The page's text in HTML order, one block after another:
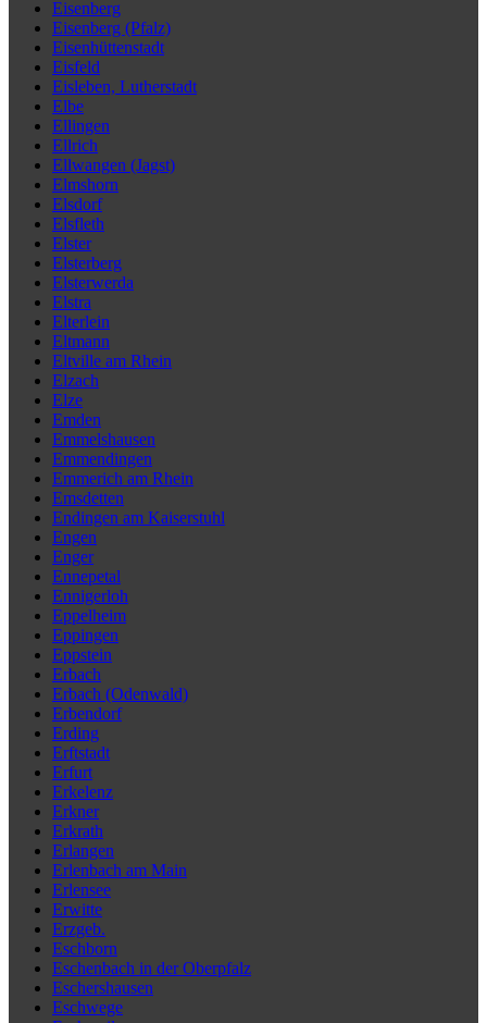
Eisenberg
Eisenberg (Pfalz)
Eisenhüttenstadt
Eisfeld
Eisleben, Lutherstadt
Elbe
Ellingen
Ellrich
Ellwangen (Jagst)
Elmshorn
Elsdorf
Elsfleth
Elster
Elsterberg
Elsterwerda
Elstra
Elterlein
Eltmann
Eltville am Rhein
Elzach
Elze
Emden
Emmelshausen
Emmendingen
Emmerich am Rhein
Emsdetten
Endingen am Kaiserstuhl
Engen
Enger
Ennepetal
Ennigerloh
Eppelheim
Eppingen
Eppstein
Erbach
Erbach (Odenwald)
Erbendorf
Erding
Erftstadt
Erfurt
Erkelenz
Erkner
Erkrath
Erlangen
Erlenbach am Main
Erlensee
Erwitte
Erzgeb.
Eschborn
Eschenbach in der Oberpfalz
Eschershausen
Eschwege